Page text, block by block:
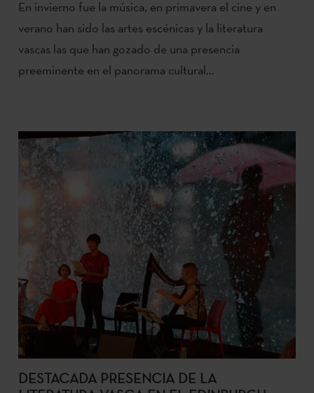
En invierno fue la música, en primavera el cine y en
verano han sido las artes escénicas y la literatura
vascas las que han gozado de una presencia
preeminente en el panorama cultural...
DESTACADA PRESENCIA DE LA